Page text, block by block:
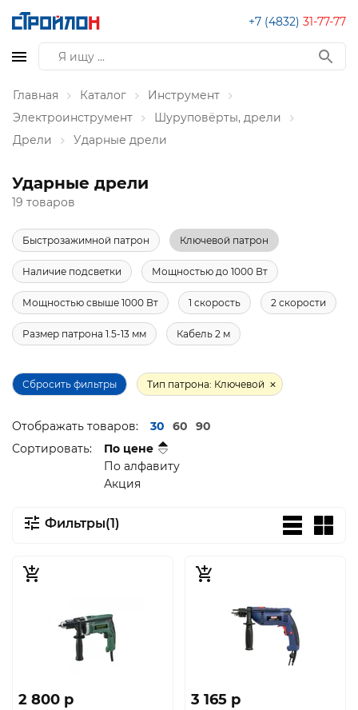
+7 (4832) 31-77-77
Главная Каталог
Инструмент
Электроинструмент
Шуруповёрты, дрели
Дрели
Ударные дрели
Ударные дрели
19 товаров
Быстрозажимной патрон Ключевой патрон
Наличие подсветки Мощностью до 1000 Вт
Мощностью свыше 1000 Вт 1 скорость 2 скорости
Размер патрона 1.5-13 мм Кабель 2 м
Сбросить фильтры Тип патрона: Ключевой
Отображать товаров: 30 60
90
Сортировать:
По цене
По алфавиту
Акция
Фильтры(1)
2 800 p 3 165 p